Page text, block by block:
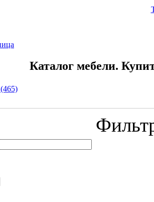
Каталог мебели.